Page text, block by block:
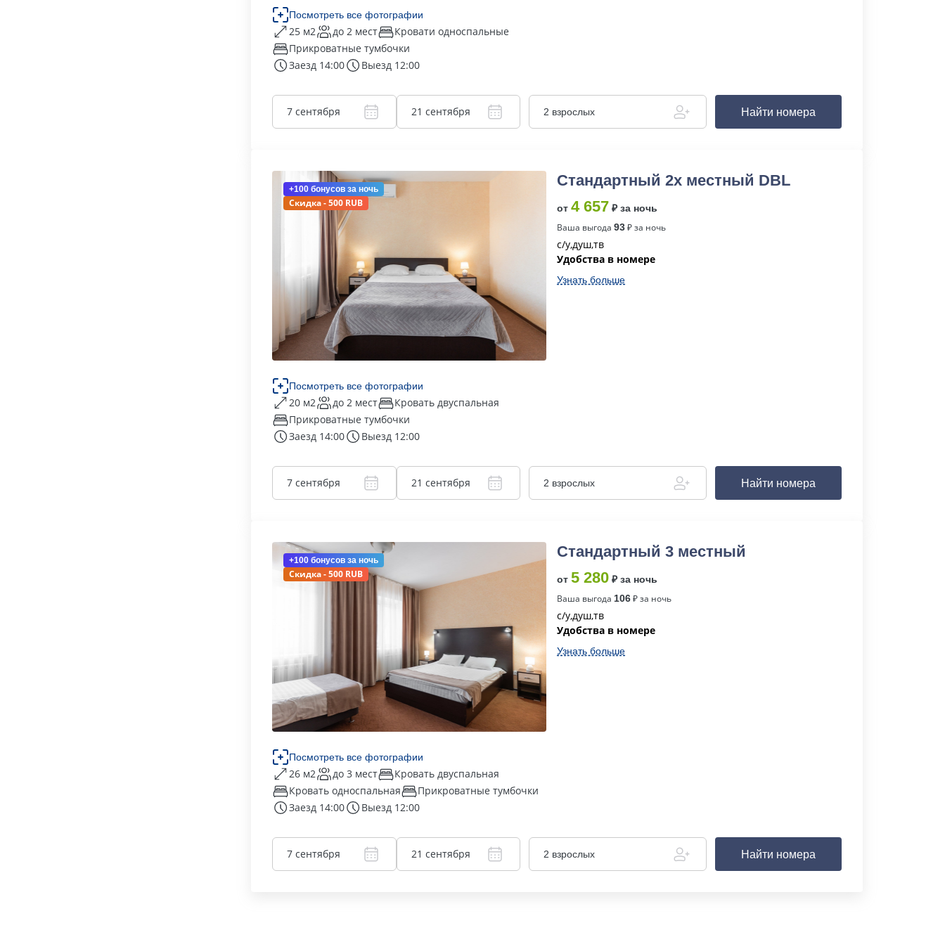
Посмотреть все фотографии
25 м2 до 2 мест
Кровати односпальные
Прикроватные тумбочки
Заезд 14:00
Выезд 12:00
7 сентября 21 сентября 2 взрослых Найти номера
+100 бонусов за ночь
Скидка - 500 RUB
Посмотреть все фотографии
20 м2 до 2 мест
Кровать двуспальная
Прикроватные тумбочки
Заезд 14:00
Выезд 12:00
Стандартный 2х местный DBL
от 4 657 ₽ за ночь
Ваша выгода 93₽ за ночь
с/у,душ,тв
Удобства в номере
Узнать больше
7 сентября 21 сентября 2 взрослых Найти номера
+100 бонусов за ночь
Скидка - 500 RUB
Посмотреть все фотографии
26 м2 до 3 мест
Кровать двуспальная
Кровать односпальная
Прикроватные тумбочки
Заезд 14:00
Выезд 12:00
Стандартный 3 местный
от 5 280 ₽ за ночь
Ваша выгода 106₽ за ночь
с/у,душ,тв
Удобства в номере
Узнать больше
7 сентября 21 сентября 2 взрослых Найти номера